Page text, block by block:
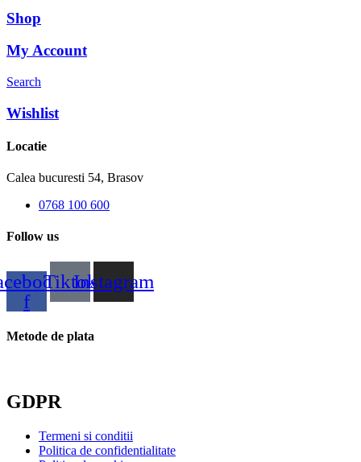
Shop
My Account
Search
Wishlist
Locatie
Calea bucuresti 54, Brasov
0768 100 600
Follow us
f
TiktokInstagram
Metode de plata
GDPR
Termeni si conditii
Politica de confidentialitate